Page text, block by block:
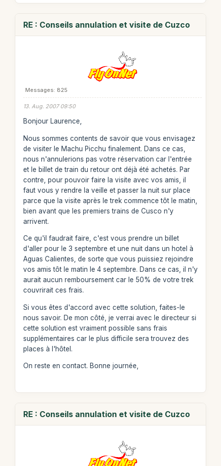
RE : Conseils annulation et visite de Cuzco
Messages: 825
13. Aug. 2007 09:50
Bonjour Laurence,
Nous sommes contents de savoir que vous envisagez
de visiter le Machu Picchu finalement. Dans ce cas,
nous n'annulerions pas votre réservation car l'entrée
et le billet de train du retour ont déjà été achetés. Par
contre, pour pouvoir faire la visite avec vos amis, il
faut vous y rendre la veille et passer la nuit sur place
parce que la visite après le trek commence tôt le matin,
bien avant que les premiers trains de Cusco n'y
arrivent.
Ce qu'il faudrait faire, c'est vous prendre un billet
d'aller pour le 3 septembre et une nuit dans un hotel à
Aguas Calientes, de sorte que vous puissiez rejoindre
vos amis tôt le matin le 4 septembre. Dans ce cas, il n'y
aurait aucun remboursement car le 50% de votre trek
couvrirait ces frais.
Si vous êtes d'accord avec cette solution, faites-le
nous savoir. De mon côté, je verrai avec le directeur si
cette solution est vraiment possible sans frais
supplémentaires car le plus difficile sera trouvez des
places à l'hôtel.
On reste en contact. Bonne journée,
RE : Conseils annulation et visite de Cuzco